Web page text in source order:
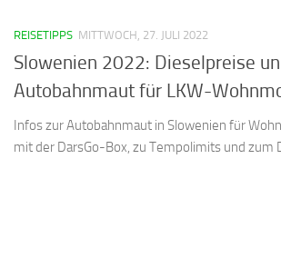
REISETIPPS MITTWOCH, 27. JULI 2022
Slowenien 2022: Dieselpreise
Autobahnmaut für LKW-
Infos zur Autobahnmaut in Slowenien für
mit der DarsGo-Box, zu Tempolimits und zum